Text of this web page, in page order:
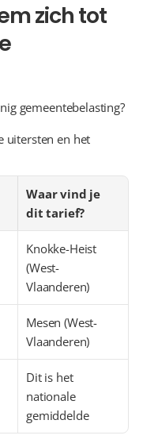
zich tot
gemeentebelasting?
uitersten en het
Waar vind je
dit tarief?
Knokke-Heist
(West-
Vlaanderen)
Mesen (West-
Vlaanderen)
Dit is het
nationale
gemiddelde